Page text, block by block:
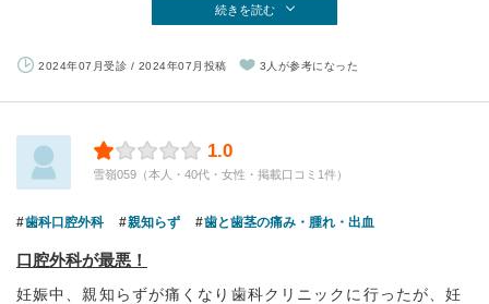
続きを読む
2024年07月受診 / 2024年07月投稿 3人が参考になった
1.0
雪嶺059（本人・40代・女性・掲載口コミ1件）
歯科口腔外科 親知らず 歯と歯茎の痛み・腫れ・出血
口腔外科が最悪！
妊娠中、親知らずが痛くなり歯科クリニックに行ったが、妊